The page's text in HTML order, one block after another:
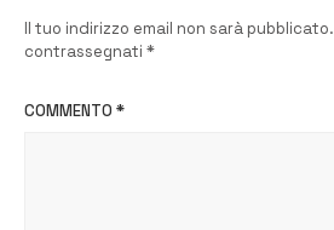
Il tuo indirizzo email non sarà pubblicato.
contrassegnati *
COMMENTO *